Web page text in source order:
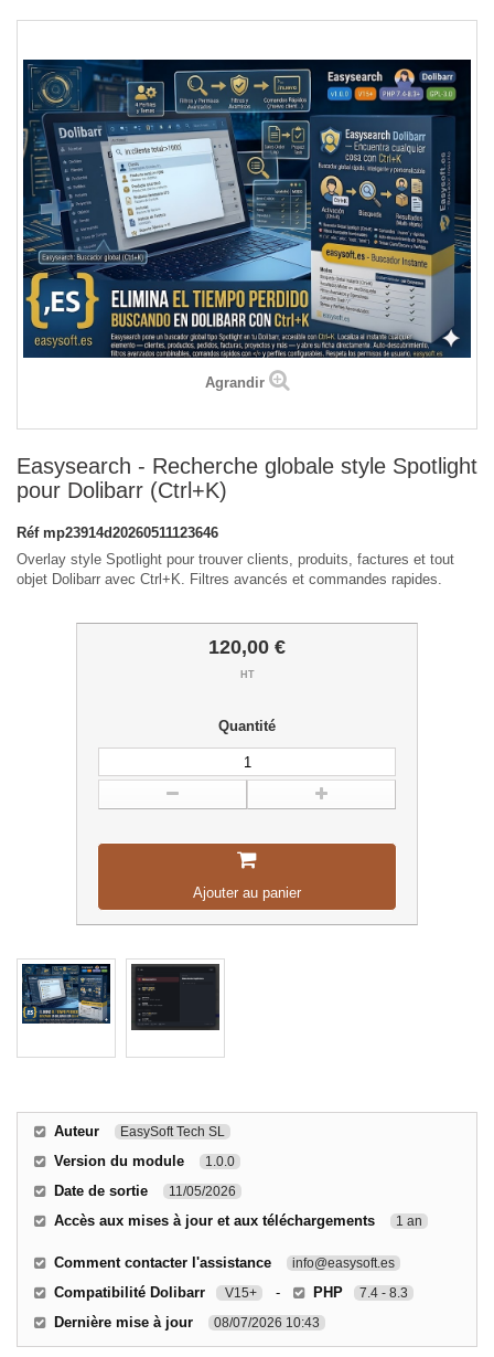
Agrandir
Easysearch - Recherche globale style Spotlight
pour Dolibarr (Ctrl+K)
Réf mp23914d20260511123646
Overlay style Spotlight pour trouver clients, produits, factures et tout
objet Dolibarr avec Ctrl+K. Filtres avancés et commandes rapides.
120,00 €
HT
Quantité
Ajouter au panier
Auteur EasySoft Tech SL
Version du module 1.0.0
Date de sortie 11/05/2026
Accès aux mises à jour et aux téléchargements 1 an
Comment contacter l'assistance info@easysoft.es
Compatibilité Dolibarr V15+ - PHP 7.4 - 8.3
Dernière mise à jour 08/07/2026 10:43